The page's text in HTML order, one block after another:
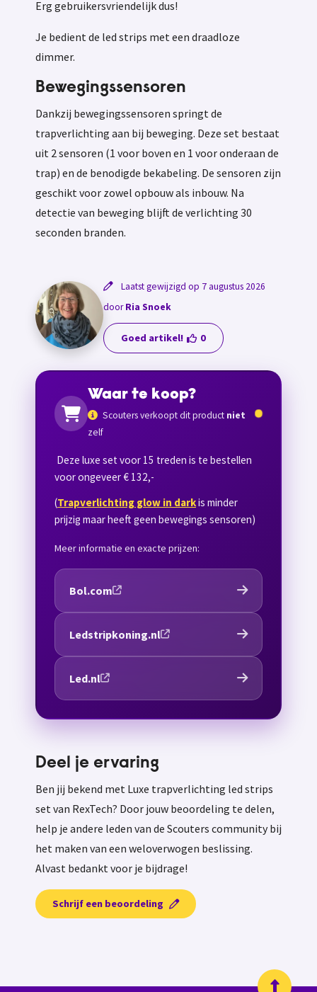
Erg gebruikersvriendelijk dus!
Je bedient de led strips met een draadloze
dimmer.
Bewegingssensoren
Dankzij bewegingssensoren springt de
trapverlichting aan bij beweging. Deze set bestaat
uit 2 sensoren (1 voor boven en 1 voor onderaan de
trap) en de benodigde bekabeling. De sensoren zijn
geschikt voor zowel opbouw als inbouw. Na
detectie van beweging blijft de verlichting 30
seconden branden.
Laatst gewijzigd op 7 augustus 2026
doorRia Snoek
Goed artikel! 0
Waar te koop?
Scouters verkoopt dit product niet
zelf
Deze luxe set voor 15 treden is te bestellen
voor ongeveer € 132,-
(Trapverlichting glow in darkis minder
prijzig maar heeft geen bewegings sensoren)
Meer informatie en exacte prijzen:
Bol.com
Ledstripkoning.nl
Led.nl
Deel je ervaring
Ben jij bekend met Luxe trapverlichting led strips
set van RexTech? Door jouw beoordeling te delen,
help je andere leden van de Scouters community bij
het maken van een weloverwogen beslissing.
Alvast bedankt voor je bijdrage!
Schrijf een beoordeling